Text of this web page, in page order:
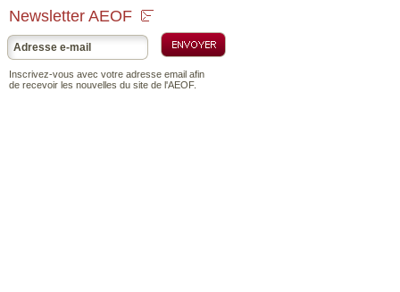
Newsletter AEOF
Inscrivez-vous avec votre adresse email afin
de recevoir les nouvelles du site de l'AEOF.